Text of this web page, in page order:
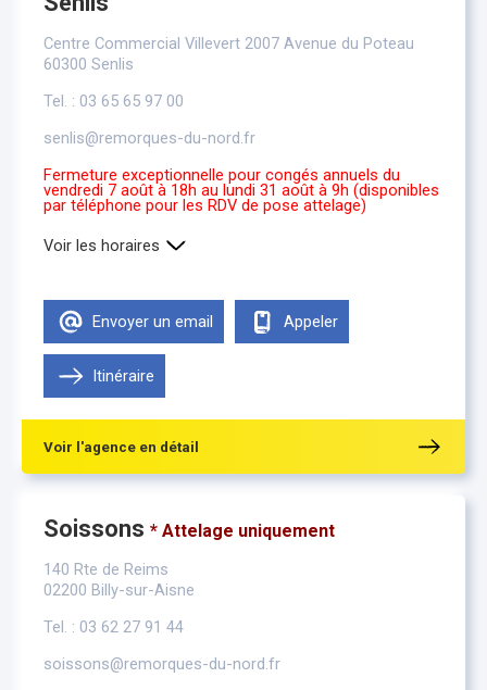
Centre Commercial Villevert 2007 Avenue du Poteau
60300 Senlis
Tel. : 03 65 65 97 00
senlis@remorques-du-nord.fr
Fermeture exceptionnelle pour congés annuels du
vendredi 7 août à 18h au lundi 31 août à 9h (disponibles
par téléphone pour les RDV de pose attelage)
Voir les horaires
Mardi
9h00-12h00 , 13h30-18h00
Mercredi 9h00-12h00 , 13h30-18h00
Jeudi 9h00-12h00 , 13h30-18h00
Vendredi
9h00-12h00 , 13h30-18h00
Samedi Fermé
Envoyer un email Appeler
Itinéraire
Voir l'agence en détail
Soissons * Attelage uniquement
140 Rte de Reims
02200 Billy-sur-Aisne
Tel. : 03 62 27 91 44
soissons@remorques-du-nord.fr